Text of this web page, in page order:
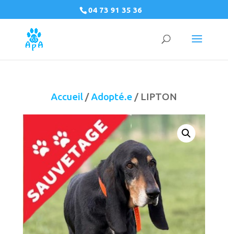
04 73 91 35 36
Accueil/Adopté.e / LIPTON